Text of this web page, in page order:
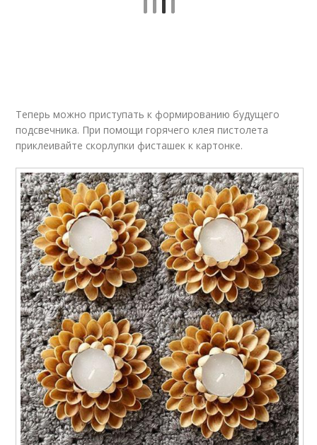
Теперь можно приступать к формированию будущего
подсвечника. При помощи горячего клея пистолета
приклеивайте скорлупки фисташек к картонке.